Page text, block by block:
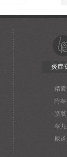
炎症
精囊
附
膀
睾丸
尿道